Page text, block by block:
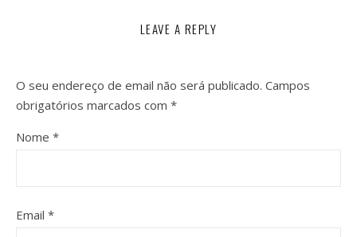
LEAVE A REPLY
O seu endereço de email não será publicado. Campos
obrigatórios marcados com *
Nome *
Email *